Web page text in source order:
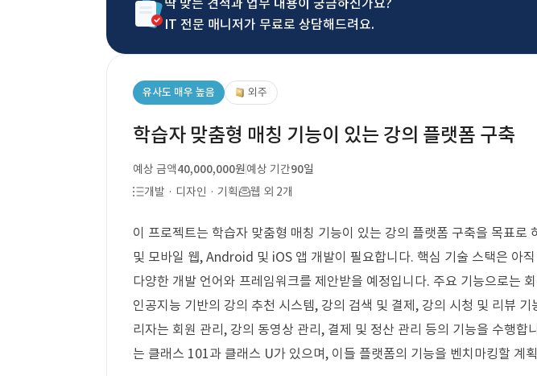
딱 맞는 견적과 업무 내용이 궁금하신가요?
IT 전문 매니저가 무료로 상담해드려요.
유사도 매우 높음 외주
학습자 맞춤형 매칭 기능이 있는 강의 플랫폼 구축
예상 금액40,000,000원예상 기간90일
개발 · 디자인 · 기획
웹 외 2개
이 프로젝트는 학습자 맞춤형 매칭 기능이 있는 강의 플랫폼 구축을 목표로
및 모바일 웹, Android 및 iOS 앱 개발이 필요합니다. 핵심 기술 스택은 아
다양한 개발 언어와 프레임워크를 제안받을 예정입니다. 주요 기능으로는
인공지능 기반의 강의 추천 시스템, 강의 검색 및 결제, 강의 시청 및 리뷰 기
리자는 회원 관리, 강의 동영상 관리, 결제 및 정산 관리 등의 기능을 수행합
는 클래스 101과 클래스 U가 있으며, 이들 플랫폼의 기능을 벤치마킹할 계